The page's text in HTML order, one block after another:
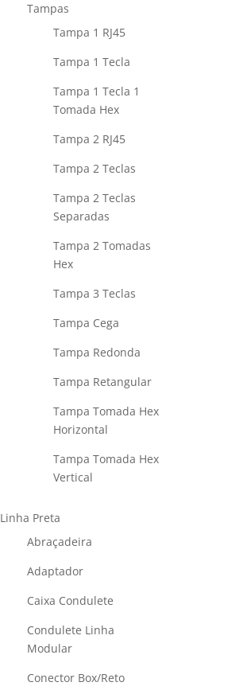
Tampas
Tampa 1 RJ45
Tampa 1 Tecla
Tampa 1 Tecla 1
Tomada Hex
Tampa 2 RJ45
Tampa 2 Teclas
Tampa 2 Teclas
Separadas
Tampa 2 Tomadas
Hex
Tampa 3 Teclas
Tampa Cega
Tampa Redonda
Tampa Retangular
Tampa Tomada Hex
Horizontal
Tampa Tomada Hex
Vertical
Linha Preta
Abraçadeira
Adaptador
Caixa Condulete
Condulete Linha
Modular
Conector Box/Reto